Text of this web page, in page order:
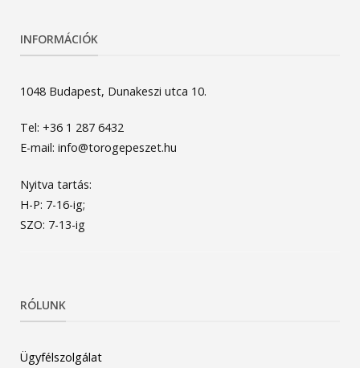
INFORMÁCIÓK
1048 Budapest, Dunakeszi utca 10.
Tel: +36 1 287 6432
E-mail: info@torogepeszet.hu
Nyitva tartás:
H-P: 7-16-ig;
SZO: 7-13-ig
RÓLUNK
Ügyfélszolgálat